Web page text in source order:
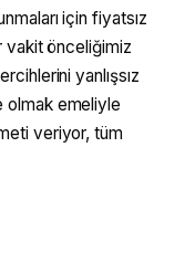
için fiyatsız
vakit önceliğimiz
yanlışsız
olmak emeliyle
veriyor, tüm